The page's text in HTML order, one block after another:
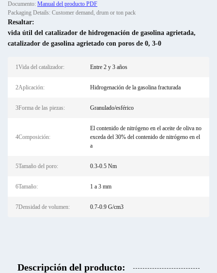
Documento: Manual del producto PDF
Packaging Details: Customer demand, drum or ton pack
Resaltar:
vida útil del catalizador de hidrogenación de gasolina agrietada,
catalizador de gasolina agrietado con poros de 0, 3-0
1Vida del catalizador: Entre 2 y 3 años
2Aplicación: Hidrogenación de la gasolina fracturada
3Forma de las piezas: Granulado/esférico
4Composición:
El contenido de nitrógeno en el aceite de oliva no
exceda del 30% del contenido de nitrógeno en el
a
5Tamaño del poro: 0.3-0.5 Nm
6Tamaño: 1 a 3 mm
7Densidad de volumen: 0.7-0.9 G/cm3
Descripción del producto: